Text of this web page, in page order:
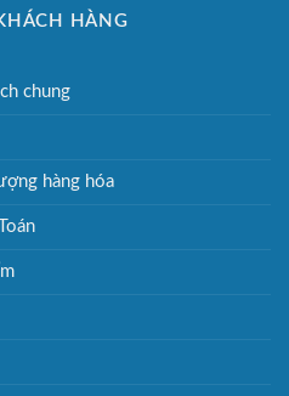
HÀNG
chung
hàng hóa